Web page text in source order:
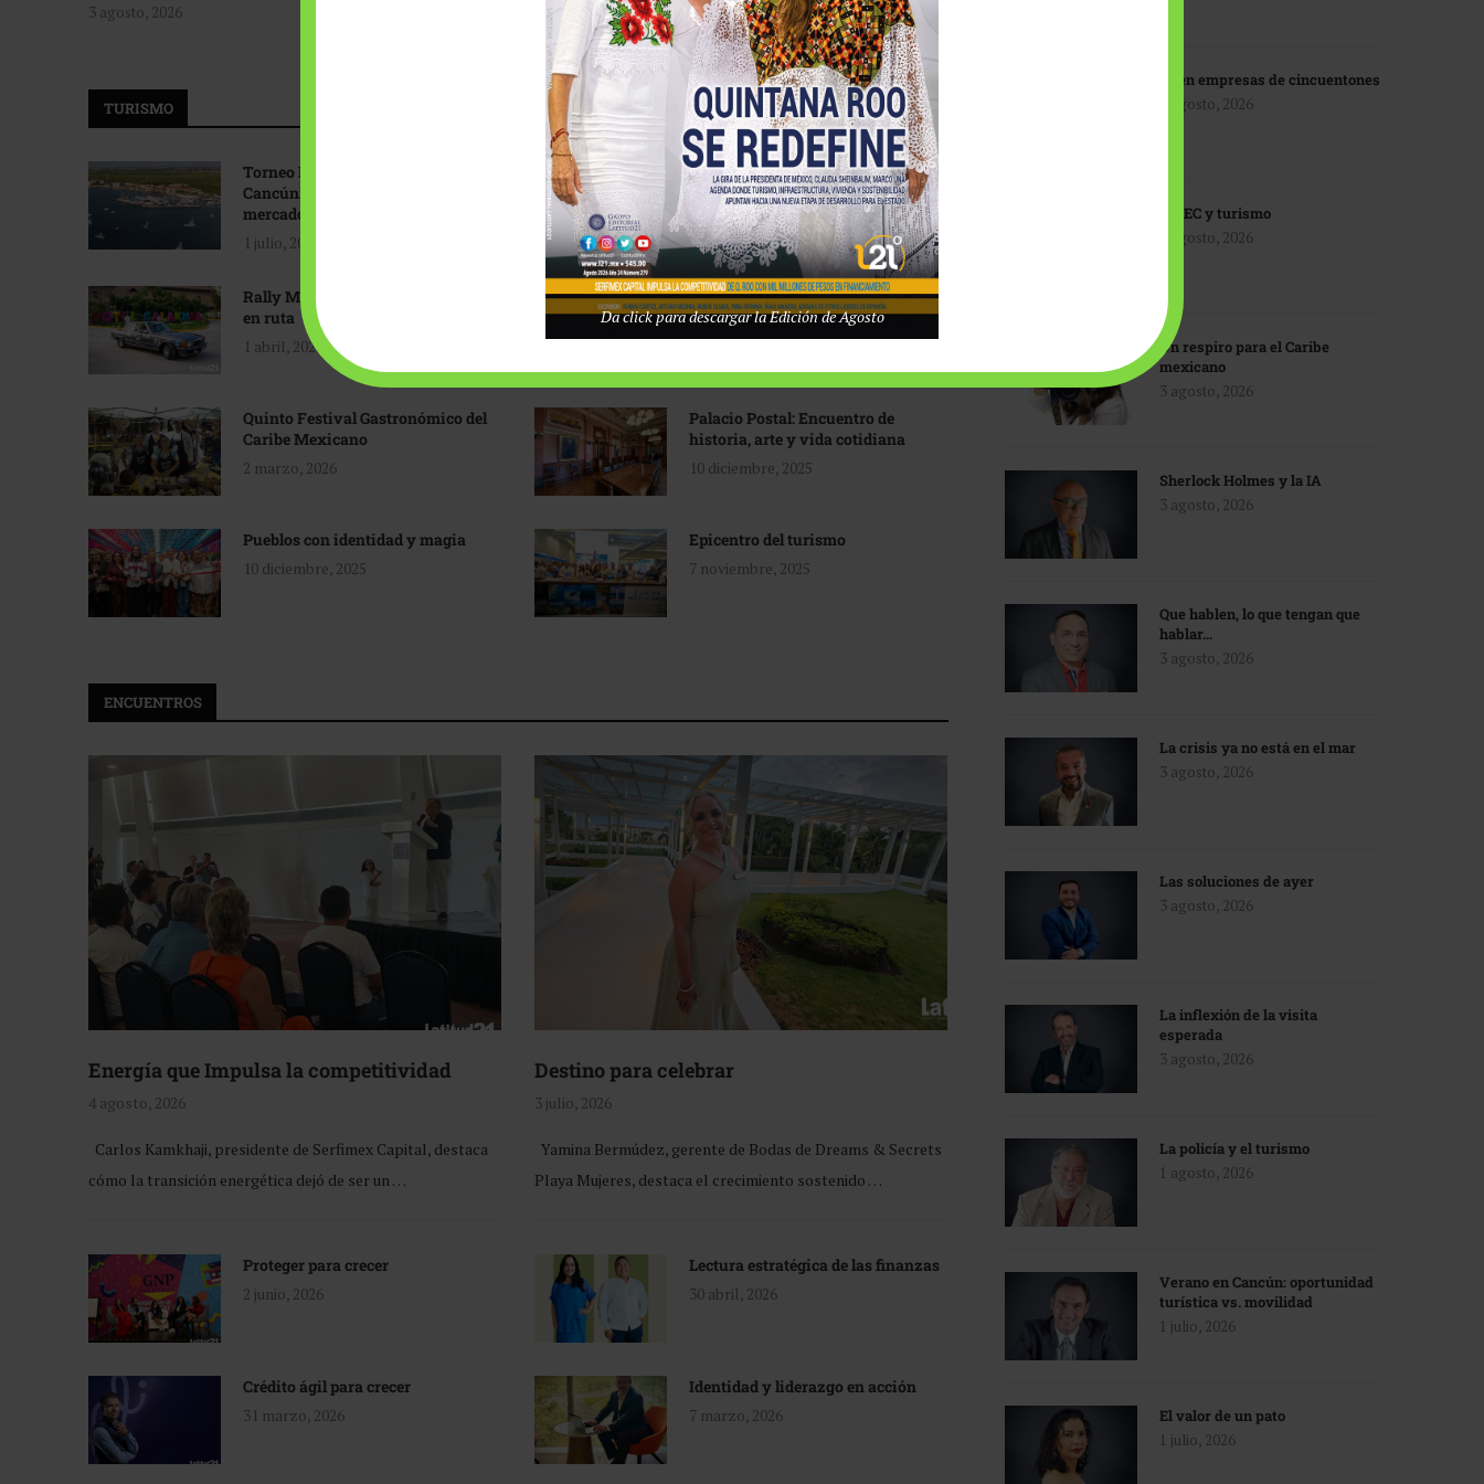
3 agosto, 2026
Tecnológico de Monterrey
3 agosto, 2026
TURISMO
Torneo Internacional de Pesca
Cancún: Navegando hacia nuevos
mercados
1 julio, 2026
Promoción turística con visión
1 abril, 2026
Rally Maya: Herencia automotriz
en ruta
1 abril, 2026
Industria global en
reconfiguración
31 marzo, 2026
Quinto Festival Gastronómico del
Caribe Mexicano
2 marzo, 2026
Palacio Postal: Encuentro de
historia, arte y vida cotidiana
10 diciembre, 2025
Pueblos con identidad y magia
10 diciembre, 2025
Epicentro del turismo
7 noviembre, 2025
ENCUENTROS
Energía que Impulsa la competitividad
4 agosto, 2026
Carlos Kamkhaji, presidente de Serfimex Capital, destaca
cómo la transición energética dejó de ser un …
Destino para celebrar
3 julio, 2026
Yamina Bermúdez, gerente de Bodas de Dreams & Secrets
Playa Mujeres, destaca el crecimiento sostenido …
Proteger para crecer
2 junio, 2026
Lectura estratégica de las finanzas
30 abril, 2026
Crédito ágil para crecer
31 marzo, 2026
Identidad y liderazgo en acción
7 marzo, 2026
IA en empresas de cincuentones
3 agosto, 2026
TMEC y turismo
3 agosto, 2026
Un respiro para el Caribe
mexicano
3 agosto, 2026
Sherlock Holmes y la IA
3 agosto, 2026
Que hablen, lo que tengan que
hablar…
3 agosto, 2026
La crisis ya no está en el mar
3 agosto, 2026
Las soluciones de ayer
3 agosto, 2026
La inflexión de la visita
esperada
3 agosto, 2026
La policía y el turismo
1 agosto, 2026
Verano en Cancún: oportunidad
turística vs. movilidad
1 julio, 2026
El valor de un pato
1 julio, 2026
Da click para descargar la Edición de Agosto